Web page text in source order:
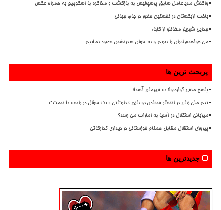
واکنش مدیرعامل سابق پرسپولیس به بازگشت و مذاکره با اسکوچیچ به همراه عکس
باخت ازبکستان در نخستین حضور در جام جهانی
جدایی شهریار مغانلو از کلباء
می خواهیم ایران را ببریم و به عنوان صدرنشین صعود نماییم
پربحث ترین ها
پاسخ منفی گواردیولا به قهرمان آسیا!
تیم ملی زنان در انتظار فیفادی دو بازی تدارکاتی و یک سؤال در رابطه با نیمکت
میزبانی استقلال در آسیا به امارات می رسد؟
پیروزی استقلال مقابل همنام خوزستانی در دیداری تدارکاتی
جدیدترین ها